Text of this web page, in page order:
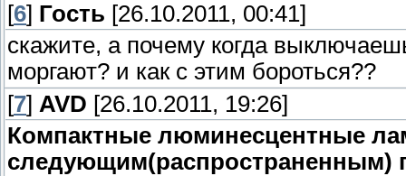
[6] Гость [26.10.2011, 00:41]
скажите, а почему когда
моргают? и как с этим бороться??
[7] AVD [26.10.2011, 19:26]
Компактные люминесцентные
следующим(распространенным)